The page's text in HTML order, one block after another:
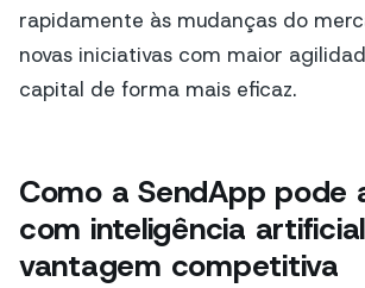
rapidamente às mudanças do
novas iniciativas com maior
capital de forma mais eficaz.
Como a SendApp pode
com inteligência
vantagem competitiva